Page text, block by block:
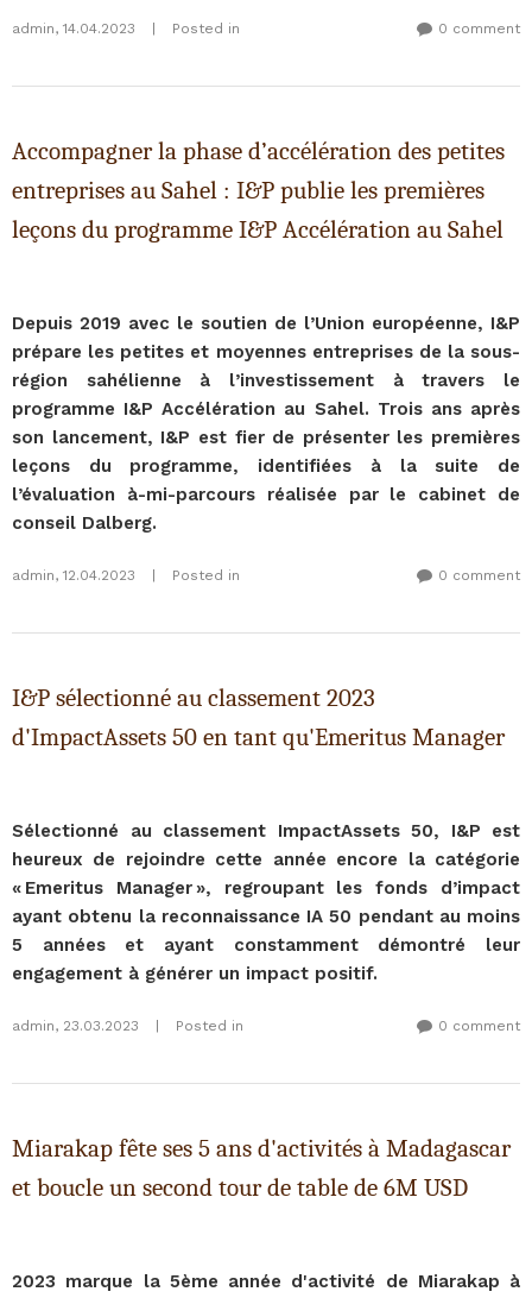
admin, 14.04.2023 Posted in 0 comment
Accompagner la phase d’accélération des petites
entreprises au Sahel : I&P publie les premières
leçons du programme I&P Accélération au Sahel
Depuis 2019 avec le soutien de l’Union européenne, I&P
prépare les petites et moyennes entreprises de la sous-
région sahélienne à l’investissement à travers le
programme I&P Accélération au Sahel. Trois ans après
son lancement, I&P est fier de présenter les premières
leçons du programme, identifiées à la suite de
l’évaluation à-mi-parcours réalisée par le cabinet de
conseil Dalberg.
admin, 12.04.2023 Posted in 0 comment
I&P sélectionné au classement 2023
d'ImpactAssets 50 en tant qu'Emeritus Manager
Sélectionné au classement ImpactAssets 50, I&P est
heureux de rejoindre cette année encore la catégorie
« Emeritus Manager », regroupant les fonds d’impact
ayant obtenu la reconnaissance IA 50 pendant au moins
5 années et ayant constamment démontré leur
engagement à générer un impact positif.
admin, 23.03.2023 Posted in 0 comment
Miarakap fête ses 5 ans d'activités à Madagascar
et boucle un second tour de table de 6M USD
2023 marque la 5ème année d'activité de Miarakap à